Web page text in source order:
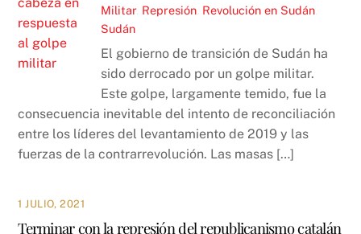
Militar, Represión Revolución en Sudán
Sudán
El gobierno de transición de Sudán ha
sido derrocado por un golpe militar.
Este golpe, largamente temido, fue la
consecuencia inevitable del intento de reconciliación
entre los líderes del levantamiento de 2019 y las
fuerzas de la contrarrevolución. Las masas […]
1 JULIO, 2021
Terminar con la represión del republicanismo catalán